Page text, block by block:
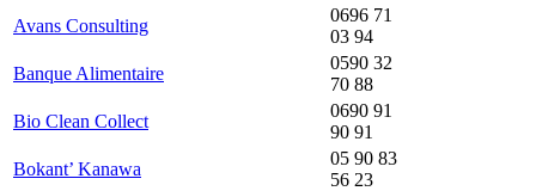
Avans Consulting
0696 71
03 94
Banque Alimentaire
0590 32
70 88
Bio Clean Collect
0690 91
90 91
Bokant’ Kanawa
05 90 83
56 23